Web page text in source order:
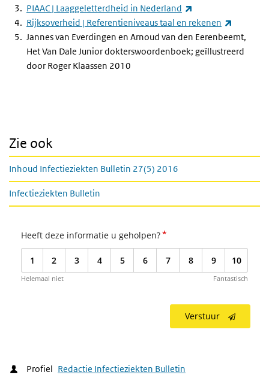
PIAAC | Laaggeletterdheid in Nederland
Rijksoverheid | Referentieniveaus taal en rekenen
Jannes van Everdingen en Arnoud van den Eerenbeemt,
Het Van Dale Junior dokterswoordenboek; geïllustreerd
door Roger Klaassen 2010
Zie ook
Inhoud Infectieziekten Bulletin 27(5) 2016
Infectieziekten Bulletin
Heeft deze informatie u geholpen?*
1 2 3 4 5 6 7 8 9 10
Helemaal niet Fantastisch
Verstuur
Profiel Redactie Infectieziekten Bulletin